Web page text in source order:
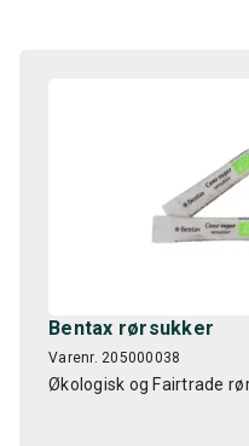
Bentax rørsukker
Varenr. 205000038
Økologisk og Fairtrade